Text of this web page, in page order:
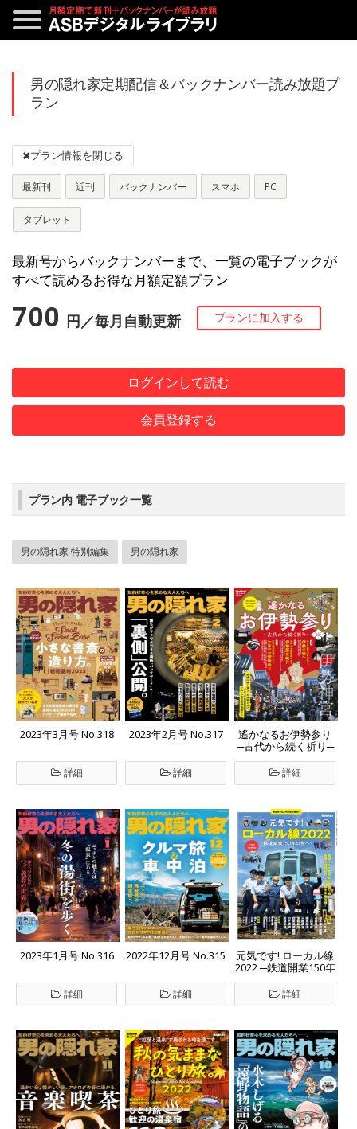
男の隠れ家定期配信＆バックナンバー読み放題プ
ラン
最新刊 近刊 バックナンバー スマホ PC
タブレット
最新号からバックナンバーまで、一覧の電子ブックが
すべて読めるお得な月額定額プラン
700 円／毎月自動更新 プランに加入する
ログインして読む
会員登録する
プラン内 電子ブック一覧
男の隠れ家 特別編集 男の隠れ家
2023年3月号 No.318
詳細
2023年2月号 No.317
詳細
遙かなるお伊勢参り
─古代から続く祈り─
詳細
2023年1月号 No.316
詳細
2022年12月号 No.315
詳細
元気です! ローカル線
2022 ─鉄道開業150年
の先へ─
詳細